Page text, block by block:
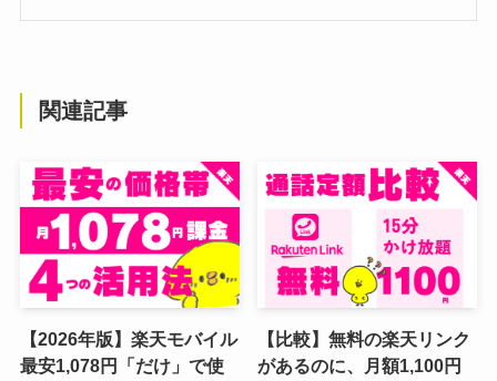
関連記事
【2026年版】楽天モバイル
最安1,078円「だけ」で使
【比較】無料の楽天リンク
があるのに、月額1,100円